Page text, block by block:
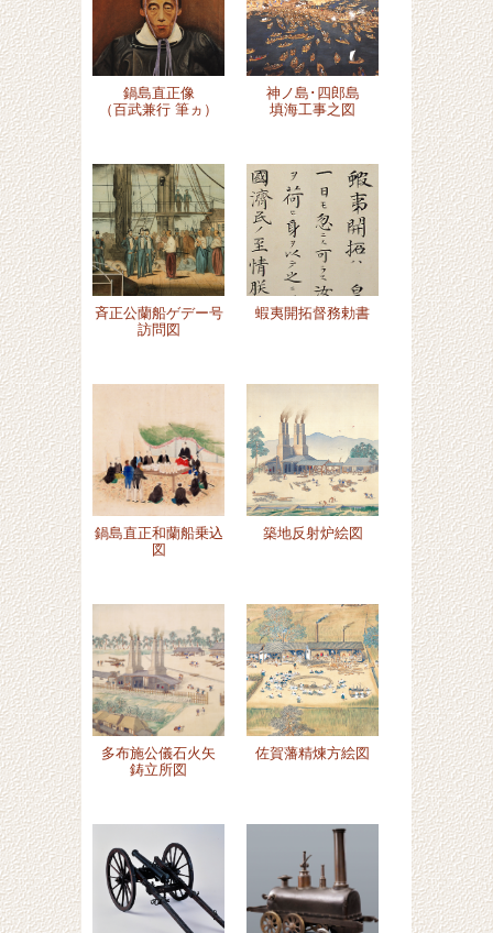
鍋島直正像
（百武兼行 筆ヵ）
神ノ島･四郎島
填海工事之図
斉正公蘭船ゲデー号
訪問図
蝦夷開拓督務勅書
鍋島直正和蘭船乗込
図
築地反射炉絵図
多布施公儀石火矢
鋳立所図
佐賀藩精煉方絵図